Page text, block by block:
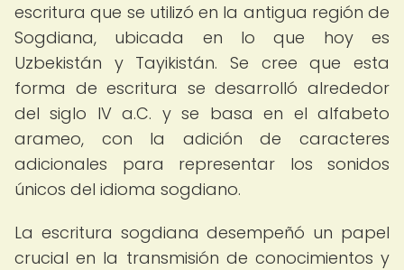
escritura que se utilizó en la antigua región de
Sogdiana, ubicada en lo que hoy es
Uzbekistán y Tayikistán. Se cree que esta
forma de escritura se desarrolló alrededor
del siglo IV a.C. y se basa en el alfabeto
arameo, con la adición de caracteres
adicionales para representar los sonidos
únicos del idioma sogdiano.
La escritura sogdiana desempeñó un papel
crucial en la transmisión de conocimientos y